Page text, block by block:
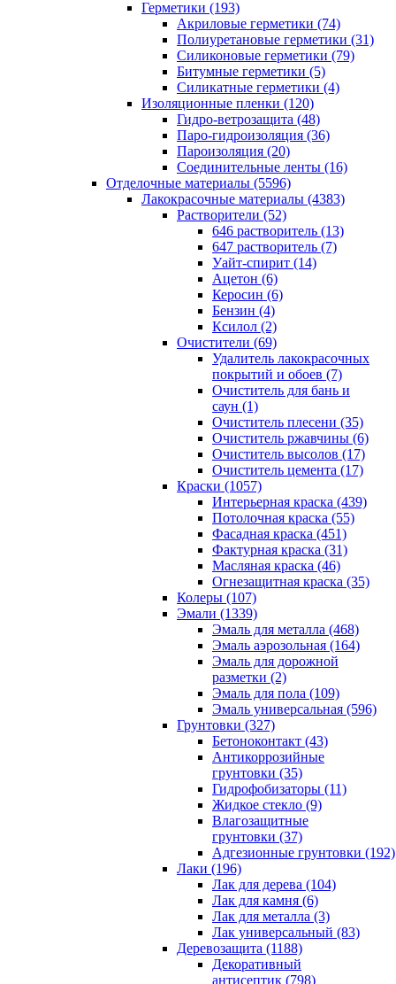
Герметики (193)
Акриловые герметики (74)
Полиуретановые герметики (31)
Силиконовые герметики (79)
Битумные герметики (5)
Силикатные герметики (4)
Изоляционные пленки (120)
Гидро-ветрозащита (48)
Паро-гидроизоляция (36)
Пароизоляция (20)
Соединительные ленты (16)
Отделочные материалы (5596)
Лакокрасочные материалы (4383)
Растворители (52)
646 растворитель (13)
647 растворитель (7)
Уайт-спирит (14)
Ацетон (6)
Керосин (6)
Бензин (4)
Ксилол (2)
Очистители (69)
Удалитель лакокрасочных
покрытий и обоев (7)
Очиститель для бань и
саун (1)
Очиститель плесени (35)
Очиститель ржавчины (6)
Очиститель высолов (17)
Очиститель цемента (17)
Краски (1057)
Интерьерная краска (439)
Потолочная краска (55)
Фасадная краска (451)
Фактурная краска (31)
Масляная краска (46)
Огнезащитная краска (35)
Колеры (107)
Эмали (1339)
Эмаль для металла (468)
Эмаль аэрозольная (164)
Эмаль для дорожной
разметки (2)
Эмаль для пола (109)
Эмаль универсальная (596)
Грунтовки (327)
Бетоноконтакт (43)
Антикоррозийные
грунтовки (35)
Гидрофобизаторы (11)
Жидкое стекло (9)
Влагозащитные
грунтовки (37)
Адгезионные грунтовки (192)
Лаки (196)
Лак для дерева (104)
Лак для камня (6)
Лак для металла (3)
Лак универсальный (83)
Деревозащита (1188)
Декоративный
антисептик (798)